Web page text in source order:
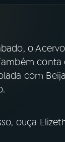
o
com
ouça